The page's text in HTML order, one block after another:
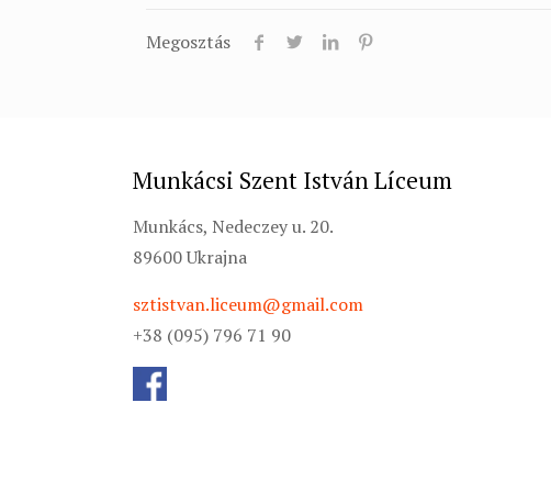
Megosztás
Munkácsi Szent István Líceum
Munkács, Nedeczey u. 20.
89600 Ukrajna
sztistvan.liceum@gmail.com
+38 (095) 796 71 90